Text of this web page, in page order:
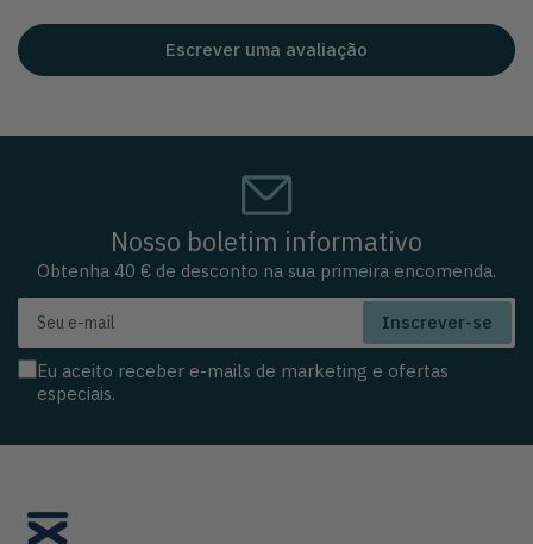
Escrever uma avaliação
Nosso boletim informativo
Obtenha 40 € de desconto na sua primeira encomenda.
mail
Inscrever-se
Eu aceito receber e-mails de marketing e ofertas
especiais.